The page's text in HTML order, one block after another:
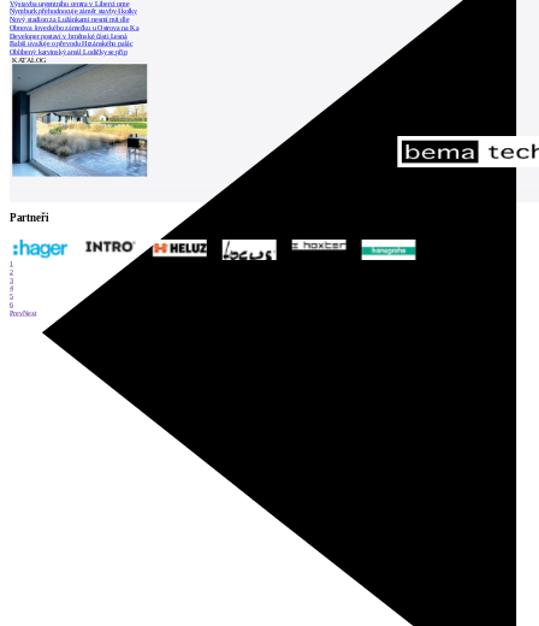
Výstavba urgentního centra v Liberci ome
Nymburk přehodnocuje záměr stavby školky
Nový stadion za Lužánkami nesmí mít dle
Obnova loveckého zámečku u Ostrova na Ka
Developer postaví v brněnské části Lesná
Babiš uvažuje o převodu Hrzánského palác
Oblíbený karvinský areál Lodičky se přip
KATALOG
Partneři
1
2
3
4
5
6
PrevNext